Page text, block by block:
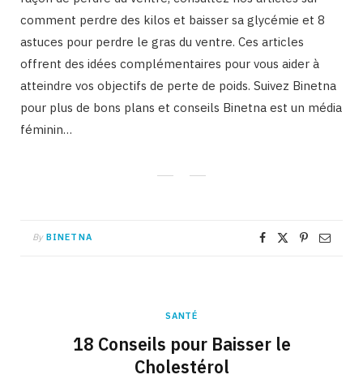
comment perdre des kilos et baisser sa glycémie et 8
astuces pour perdre le gras du ventre. Ces articles
offrent des idées complémentaires pour vous aider à
atteindre vos objectifs de perte de poids. Suivez Binetna
pour plus de bons plans et conseils Binetna est un média
féminin…
By BINETNA
SANTÉ
18 Conseils pour Baisser le
Cholestérol